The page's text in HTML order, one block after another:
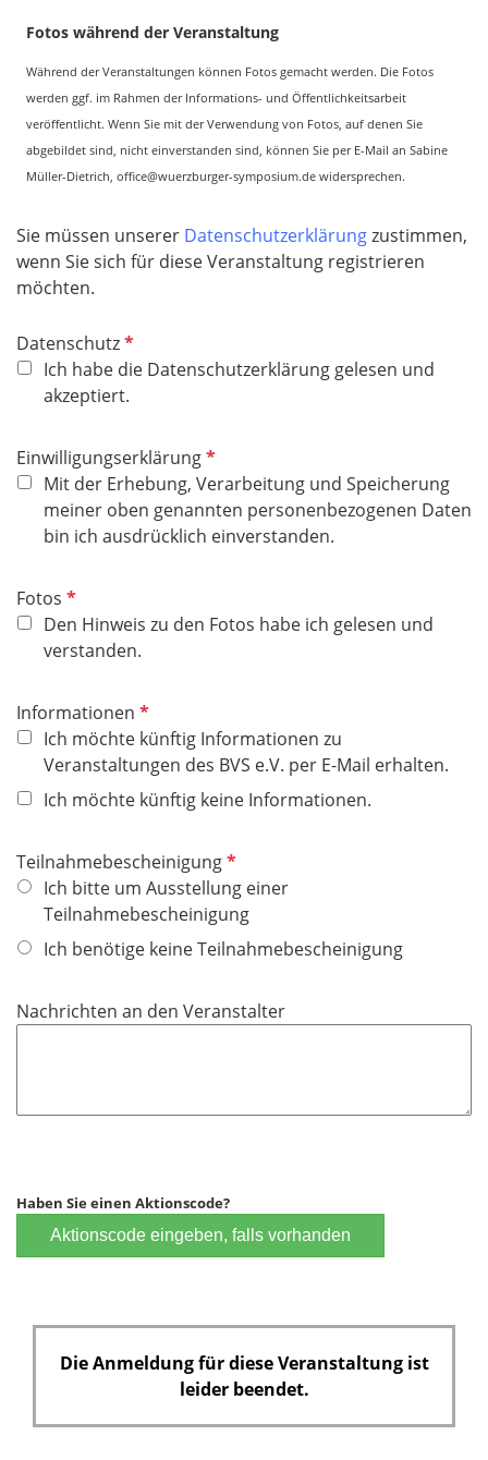
Fotos während der Veranstaltung
Während der Veranstaltungen können Fotos gemacht werden. Die Fotos
werden ggf. im Rahmen der Informations- und Öffentlichkeitsarbeit
veröffentlicht. Wenn Sie mit der Verwendung von Fotos, auf denen Sie
abgebildet sind, nicht einverstanden sind, können Sie per E-Mail an Sabine
Müller-Dietrich, office@wuerzburger-symposium.de widersprechen.
Sie müssen unserer Datenschutzerklärungzustimmen,
wenn Sie sich für diese Veranstaltung registrieren
möchten.
DatenschutzP
f
l
h
t
f
e
Ich habe die Datenschutzerklärung gelesen und
akzeptiert.
EinwilligungserklärungP
f
l
i
f
Mit der Erhebung, Verarbeitung und Speicherung
meiner oben genannten personenbezogenen Daten
bin ich ausdrücklich einverstanden.
Fotos P
f
l
h
t
f
e
d
Den Hinweis zu den Fotos habe ich gelesen und
verstanden.
Informationen P
f
l
t
f
e
l
Ich möchte künftig Informationen zu
Veranstaltungen des BVS e.V. per E-Mail erhalten.
Ich möchte künftig keine Informationen.
TeilnahmebescheinigungP
f
l
i
t
d
Ich bitte um Ausstellung einer
Teilnahmebescheinigung
Ich benötige keine Teilnahmebescheinigung
Nachrichten an den Veranstalter
Haben Sie einen Aktionscode?
Aktionscode eingeben, falls vorhanden
Die Anmeldung für diese Veranstaltung ist
leider beendet.